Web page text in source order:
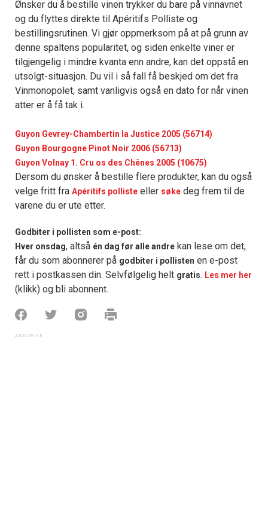
Ønsker du å bestille vinen trykker du bare på vinnavnet
og du flyttes direkte til Apéritifs Polliste og
bestillingsrutinen. Vi gjør oppmerksom på at på grunn av
denne spaltens popularitet, og siden enkelte viner er
tilgjengelig i mindre kvanta enn andre, kan det oppstå en
utsolgt-situasjon. Du vil i så fall få beskjed om det fra
Vinmonopolet, samt vanligvis også en dato for når vinen
atter er å få tak i.
Guyon Gevrey-Chambertin la Justice 2005 (56714)
Guyon Bourgogne Pinot Noir 2006 (56713)
Guyon Volnay 1. Cru os des Chênes 2005 (10675)
Dersom du ønsker å bestille flere produkter, kan du også
velge fritt fra Apéritifs polliste eller søke deg frem til de
varene du er ute etter.
Godbiter i pollisten som e-post:
Hver onsdag, altså én dag før alle andre kan lese om det,
får du som abonnerer på godbiter i pollisten en e-post
rett i postkassen din. Selvfølgelig helt gratis. Les mer her
(klikk) og bli abonnent.